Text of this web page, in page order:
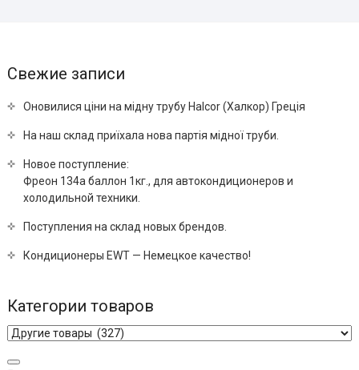
Свежие записи
Оновилися ціни на мідну трубу Halcor (Халкор) Греція
На наш склад приїхала нова партія мідної труби.
Новое поступление:
Фреон 134a баллон 1кг., для автокондиционеров и
холодильной техники.
Поступления на склад новых брендов.
Кондиционеры EWT — Немецкое качество!
Категории товаров